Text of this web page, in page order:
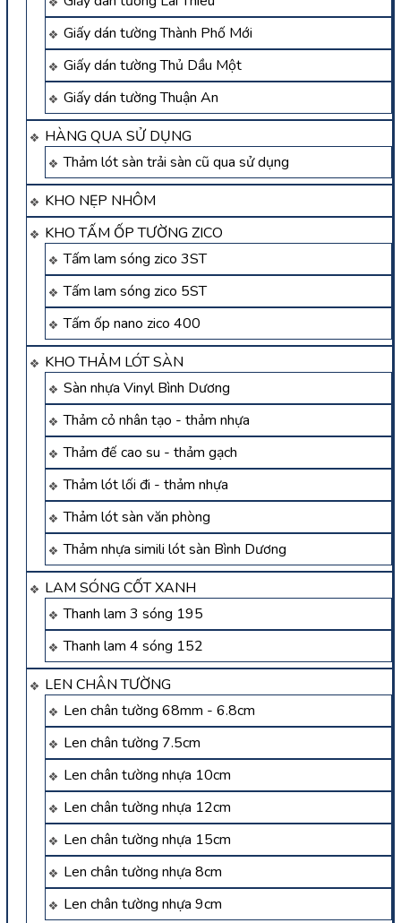
Giấy dán tường Thành Phố Mới
Giấy dán tường Thủ Dầu Một
Giấy dán tường Thuận An
HÀNG QUA SỬ DỤNG
Thảm lót sàn trải sàn cũ qua sử dụng
KHO NẸP NHÔM
KHO TẤM ỐP TƯỜNG ZICO
Tấm lam sóng zico 3ST
Tấm lam sóng zico 5ST
Tấm ốp nano zico 400
KHO THẢM LÓT SÀN
Sàn nhựa Vinyl Bình Dương
Thảm cỏ nhân tạo - thảm nhựa
Thảm đế cao su - thảm gạch
Thảm lót lối đi - thảm nhựa
Thảm lót sàn văn phòng
Thảm nhựa simili lót sàn Bình Dương
LAM SÓNG CỐT XANH
Thanh lam 3 sóng 195
Thanh lam 4 sóng 152
LEN CHÂN TƯỜNG
Len chân tường 68mm - 6.8cm
Len chân tường 7.5cm
Len chân tường nhựa 10cm
Len chân tường nhựa 12cm
Len chân tường nhựa 15cm
Len chân tường nhựa 8cm
Len chân tường nhựa 9cm